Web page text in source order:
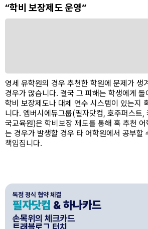
“학비 보장제도 운영”
영세 유학원의 경우 추천한 학원에 문제가 생
경우가 많습니다. 결국 그 피해는 학생에게
학비 보장제도나 대체 연수 시스템이 있는지
니다. 엠버시에듀그룹(필자닷컴, 호주퍼스트,
국교육원)은 학비보장 제도를 통해 혹 추천
는 경우가 발생할 경우 타 어학원에서 공부할
책임집니다.
필자닷컴 & 하나카드
독점 정식 협약 체결
손목위의 체크카드
트래블로그 터치